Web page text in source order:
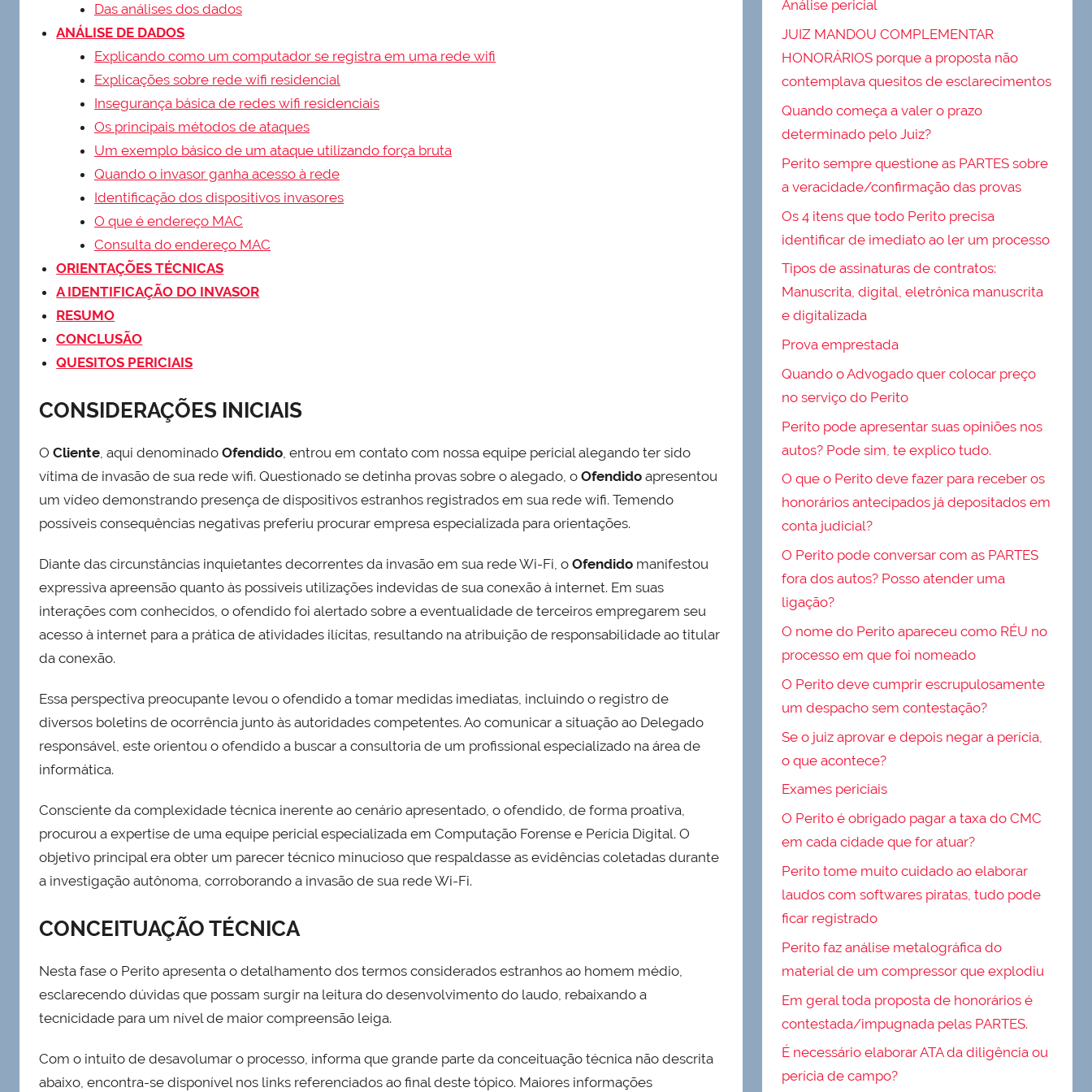
Das análises dos dados
ANÁLISE DE DADOS
Explicando como um computador se registra em uma rede wifi
Explicações sobre rede wifi residencial
Insegurança básica de redes wifi residenciais
Os principais métodos de ataques
Um exemplo básico de um ataque utilizando força bruta
Quando o invasor ganha acesso à rede
Identificação dos dispositivos invasores
O que é endereço MAC
Consulta do endereço MAC
ORIENTAÇÕES TÉCNICAS
A IDENTIFICAÇÃO DO INVASOR
RESUMO
CONCLUSÃO
QUESITOS PERICIAIS
CONSIDERAÇÕES INICIAIS
O Cliente , aqui denominado Ofendido , entrou em contato com nossa equipe pericial alegando ter sido
vítima de invasão de sua rede wifi. Questionado se detinha provas sobre o alegado, o Ofendido apresentou
um vídeo demonstrando presença de dispositivos estranhos registrados em sua rede wifi. Temendo
possíveis consequências negativas preferiu procurar empresa especializada para orientações.
Diante das circunstâncias inquietantes decorrentes da invasão em sua rede Wi-Fi, o Ofendido manifestou
expressiva apreensão quanto às possíveis utilizações indevidas de sua conexão à internet. Em suas
interações com conhecidos, o ofendido foi alertado sobre a eventualidade de terceiros empregarem seu
acesso à internet para a prática de atividades ilícitas, resultando na atribuição de responsabilidade ao titular
da conexão.
Essa perspectiva preocupante levou o ofendido a tomar medidas imediatas, incluindo o registro de
diversos boletins de ocorrência junto às autoridades competentes. Ao comunicar a situação ao Delegado
responsável, este orientou o ofendido a buscar a consultoria de um profissional especializado na área de
informática.
Consciente da complexidade técnica inerente ao cenário apresentado, o ofendido, de forma proativa,
procurou a expertise de uma equipe pericial especializada em Computação Forense e Perícia Digital. O
objetivo principal era obter um parecer técnico minucioso que respaldasse as evidências coletadas durante
a investigação autônoma, corroborando a invasão de sua rede Wi-Fi.
CONCEITUAÇÃO TÉCNICA
Nesta fase o Perito apresenta o detalhamento dos termos considerados estranhos ao homem médio,
esclarecendo dúvidas que possam surgir na leitura do desenvolvimento do laudo, rebaixando a
tecnicidade para um nível de maior compreensão leiga.
Com o intuito de desavolumar o processo, informa que grande parte da conceituação técnica não descrita
abaixo, encontra-se disponível nos links referenciados ao final deste tópico. Maiores informações
Análise pericial
JUIZ MANDOU COMPLEMENTAR
HONORÁRIOS porque a proposta não
contemplava quesitos de esclarecimentos
Quando começa a valer o prazo
determinado pelo Juiz?
Perito sempre questione as PARTES sobre
a veracidade/confirmação das provas
Os 4 itens que todo Perito precisa
identificar de imediato ao ler um processo
Tipos de assinaturas de contratos:
Manuscrita, digital, eletrônica manuscrita
e digitalizada
Prova emprestada
Quando o Advogado quer colocar preço
no serviço do Perito
Perito pode apresentar suas opiniões nos
autos? Pode sim, te explico tudo.
O que o Perito deve fazer para receber os
honorários antecipados já depositados em
conta judicial?
O Perito pode conversar com as PARTES
fora dos autos? Posso atender uma
ligação?
O nome do Perito apareceu como RÉU no
processo em que foi nomeado
O Perito deve cumprir escrupulosamente
um despacho sem contestação?
Se o juiz aprovar e depois negar a perícia,
o que acontece?
Exames periciais
O Perito é obrigado pagar a taxa do CMC
em cada cidade que for atuar?
Perito tome muito cuidado ao elaborar
laudos com softwares piratas, tudo pode
ficar registrado
Perito faz análise metalográfica do
material de um compressor que explodiu
Em geral toda proposta de honorários é
contestada/impugnada pelas PARTES.
É necessário elaborar ATA da diligência ou
perícia de campo?